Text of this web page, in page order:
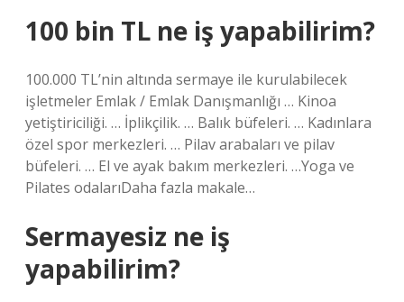
100 bin TL ne iş yapabilirim?
100.000 TL’nin altında sermaye ile kurulabilecek
işletmeler Emlak / Emlak Danışmanlığı … Kinoa
yetiştiriciliği. … İplikçilik. … Balık büfeleri. … Kadınlara
özel spor merkezleri. … Pilav arabaları ve pilav
büfeleri. … El ve ayak bakım merkezleri. …Yoga ve
Pilates odalarıDaha fazla makale…
Sermayesiz ne iş
yapabilirim?